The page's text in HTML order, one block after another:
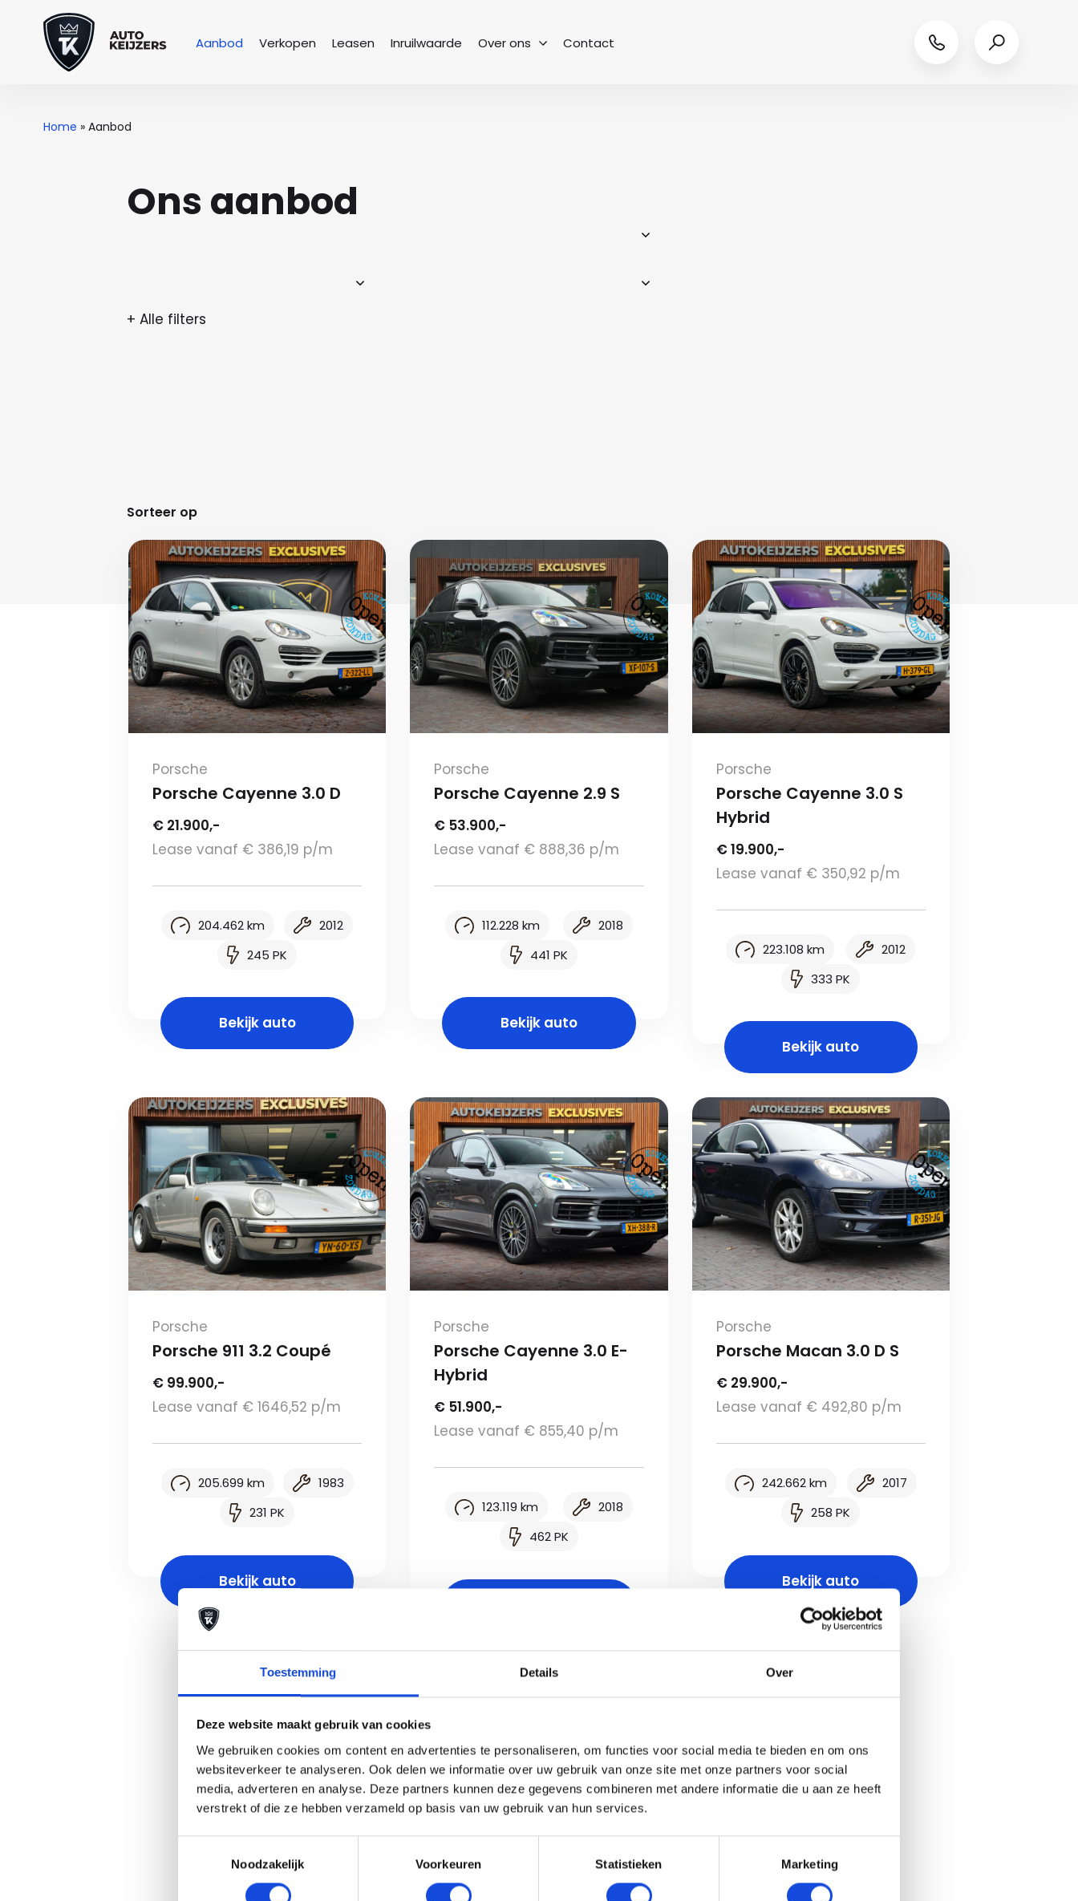
Toestemming Details Over
Deze website maakt gebruik van cookies
We gebruiken cookies om content en advertenties te personaliseren, om functies voor social media te bieden en om ons
websiteverkeer te analyseren. Ook delen we informatie over uw gebruik van onze site met onze partners voor social
media, adverteren en analyse. Deze partners kunnen deze gegevens combineren met andere informatie die u aan ze heeft
verstrekt of die ze hebben verzameld op basis van uw gebruik van hun services.
Noodzakelijk
Voorkeuren Statistieken Marketing
Aanbod Verkopen Leasen Inruilwaarde Over ons Contact
Home » Aanbod
Ons aanbod
+ Alle filters
Sorteer op
Porsche
Porsche Cayenne 3.0 D
€ 21.900,-
Lease vanaf € 386,19 p/m
204.462 km
2012
245 PK
Bekijk auto
Porsche
Porsche Cayenne 2.9 S
€ 53.900,-
Lease vanaf € 888,36 p/m
112.228 km
2018
441 PK
Bekijk auto
Porsche
Porsche Cayenne 3.0 S
Hybrid
€ 19.900,-
Lease vanaf € 350,92 p/m
223.108 km
2012
333 PK
Bekijk auto
Porsche
Porsche 911 3.2 Coupé
€ 99.900,-
Lease vanaf € 1646,52 p/m
205.699 km
1983
231 PK
Bekijk auto
Porsche
Porsche Cayenne 3.0 E-
Hybrid
€ 51.900,-
Lease vanaf € 855,40 p/m
123.119 km
2018
462 PK
Porsche
Porsche Macan 3.0 D S
€ 29.900,-
Lease vanaf € 492,80 p/m
242.662 km
2017
258 PK
Bekijk auto
Porsche Occasion
Op zoek naar een mooie Porsche in de omgeving Apeldoorn? Kom dan zeker naar Auto
Keijzers! In onze showroom staan diverse modellen Porsches. Naast een mooi aanbod
Porsches kunt u bij ons terecht voor ieder type auto. Van een mooie middenklasse tot de
meest exclusieve wagen, Auto Keijzers heeft het voor u! Daarnaast is het mogelijk uw oude
auto in te ruilen en accepteren wij zelfs bestelbussen, motoren en boten.